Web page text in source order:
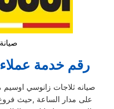
رقم خدمة
صيانه ثلاجات زانوسي
على مدار الساعة ,حيث